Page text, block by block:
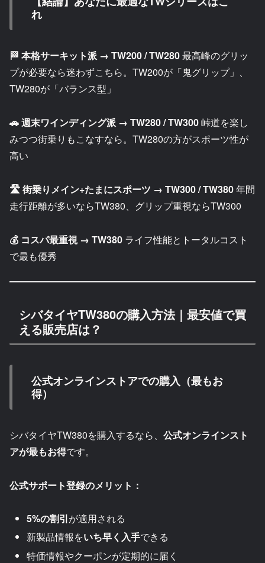
れ
🏁 本格サーキット派 → TW200 / TW280最高峰のグリッ
プが必要なら迷わずこちら。TW200が「鬼グリップ」、
TW280が「バランス型」
🚗 週末ワインディング派 → TW280 / TW300峠道を楽し
みつつ街乗りもこなすなら。TW280の方がスポーツ性が
高い
🛣️ 街乗りメイン+たまにスポーツ → TW300 / TW380年間
走行距離が多いならTW380、グリップ重視ならTW300
💰 コスパ最重視 → TW380 ライフ性能とトータルコスト
で最も優秀
シバタイヤTW380の購入方法｜最安値で買
える販売店は？
公式オンラインストアでの購入（最もお
得）
シバタイヤTW380を購入するなら、 公式オンラインスト
アが最もお得です。
公式サポート登録のメリット：
5%の割引が適用される
新製品情報をいち早く入手できる
特価情報やクーポンが定期的に届く